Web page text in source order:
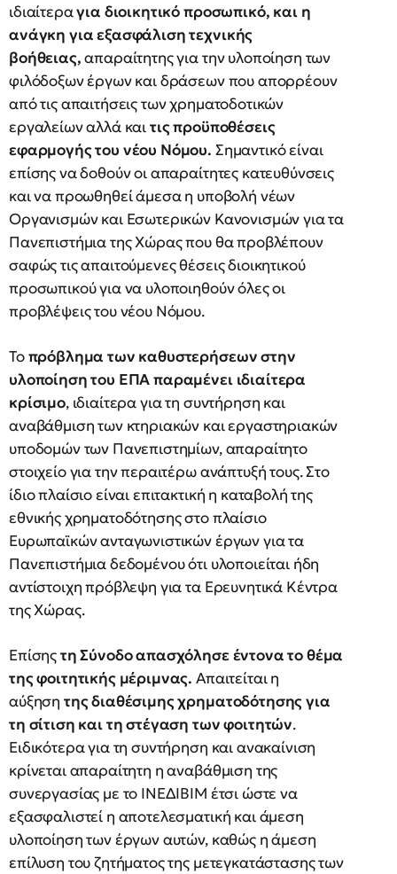
ιδιαίτεραγια διοικητικό προσωπικό, και η
ανάγκη για εξασφάλιση τεχνικής
βοήθειας,απαραίτητης για την υλοποίηση των
φιλόδοξων έργων και δράσεων που απορρέουν
από τις απαιτήσεις των χρηματοδοτικών
εργαλείων αλλά καιτις προϋποθέσεις
εφαρμογής του νέου Νόμου. Σημαντικό είναι
επίσης να δοθούν οι απαραίτητες κατευθύνσεις
και να προωθηθεί άμεσα η υποβολή νέων
Οργανισμών και Εσωτερικών Κανονισμών για τα
Πανεπιστήμια της Χώρας που θα προβλέπουν
σαφώς τις απαιτούμενες θέσεις διοικητικού
προσωπικού για να υλοποιηθούν όλες οι
προβλέψεις του νέου Νόμου.
Τοπρόβλημα των καθυστερήσεων στην
υλοποίηση του ΕΠΑ παραμένει ιδιαίτερα
κρίσιμο, ιδιαίτερα για τη συντήρηση και
αναβάθμιση των κτηριακών και εργαστηριακών
υποδομών των Πανεπιστημίων, απαραίτητο
στοιχείο για την περαιτέρω ανάπτυξή τους. Στο
ίδιο πλαίσιο είναι επιτακτική η καταβολή της
εθνικής χρηματοδότησης στο πλαίσιο
Ευρωπαϊκών ανταγωνιστικών έργων για τα
Πανεπιστήμια δεδομένου ότι υλοποιείται ήδη
αντίστοιχη πρόβλεψη για τα Ερευνητικά Κέντρα
της Χώρας.
Επίσηςτη Σύνοδο απασχόλησε έντονα το θέμα
της φοιτητικής μέριμνας. Απαιτείται η
αύξηση της διαθέσιμης χρηματοδότησης για
τη σίτιση και τη στέγαση των φοιτητών.
Ειδικότερα για τη συντήρηση και ανακαίνιση
κρίνεται απαραίτητη η αναβάθμιση της
συνεργασίας με το ΙΝΕΔΙΒΙΜ έτσι ώστε να
εξασφαλιστεί η αποτελεσματική και άμεση
υλοποίηση των έργων αυτών, καθώς η άμεση
επίλυση του ζητήματος της μετεγκατάστασης των